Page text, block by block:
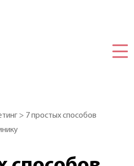
> 7 простых способов